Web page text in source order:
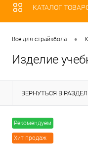
КАТАЛОГ
Всё для страйкбола •
Изделие
ВЕРНУТЬСЯ В РАЗДЕЛ
Рекомендуем
Хит продаж